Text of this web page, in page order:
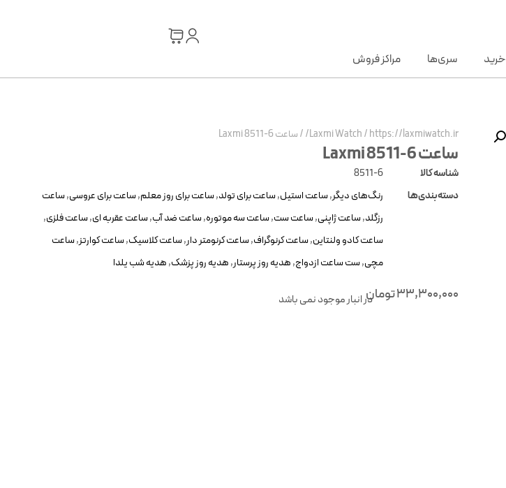
خرید سری‌ها مراکز فروش
Laxmi Watch/https://laxmiwatch.ir/
/ساعت Laxmi 8511-6
ساعت Laxmi 8511-6
شناسه کالا
8511-6
دسته‌بندی‌ها
رنگ‌های دیگر,ساعت استیل,ساعت برای تولد,ساعت برای روز معلم,ساعت برای عروسی,ساعت
رزگلد,ساعت ژاپنی,ساعت ست,ساعت سه موتوره,ساعت ضد آب,ساعت عقربه ای,ساعت فلزی,
ساعت کادو ولنتاین,ساعت کرنوگراف,ساعت کرنومتر دار,ساعت کلاسیک,ساعت کوارتز,ساعت
مچی,ست ساعت ازدواج,هدیه روز پرستار,هدیه روز پزشک,هدیه شب یلدا
33,300,000توماندر انبار موجود نمی باشد